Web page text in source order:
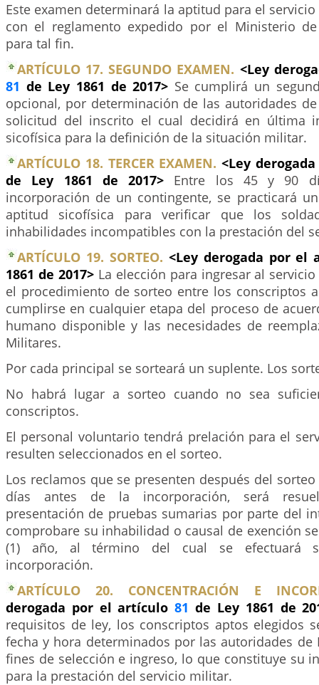
Este examen determinará la aptitud para el
con el reglamento expedido por el Ministerio
para tal fin.
ARTÍCULO 17. SEGUNDO EXAMEN. <Ley
81 de Ley 1861 de 2017> Se cumplirá un
opcional, por determinación de las autoridades
solicitud del inscrito el cual decidirá en última
sicofísica para la definición de la situación militar.
ARTÍCULO 18. TERCER EXAMEN. <Ley
de Ley 1861 de 2017> Entre los 45 y 90
incorporación de un contingente, se practicará
aptitud sicofísica para verificar que los
inhabilidades incompatibles con la prestación del
ARTÍCULO 19. SORTEO. <Ley derogada por
1861 de 2017> La elección para ingresar al
el procedimiento de sorteo entre los conscriptos
cumplirse en cualquier etapa del proceso de
humano disponible y las necesidades de
Militares.
Por cada principal se sorteará un suplente. Los
No habrá lugar a sorteo cuando no sea
conscriptos.
El personal voluntario tendrá prelación para el
resulten seleccionados en el sorteo.
Los reclamos que se presenten después del
días antes de la incorporación, será
presentación de pruebas sumarias por parte del
comprobare su inhabilidad o causal de exención
(1) año, al término del cual se efectuará
incorporación.
ARTÍCULO 20. CONCENTRACIÓN E
derogada por el artículo81 de Ley 1861 de
requisitos de ley, los conscriptos aptos elegidos
fecha y hora determinados por las autoridades de
fines de selección e ingreso, lo que constituye su
para la prestación del servicio militar.